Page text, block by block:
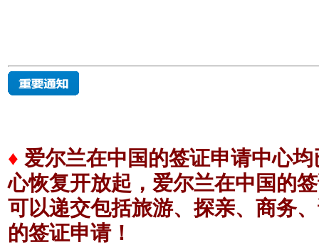
♦ 爱尔兰在中国的签证申请中心
心恢复开放起，爱尔兰在中国的
可以递交包括旅游、探亲、商务
的签证申请！